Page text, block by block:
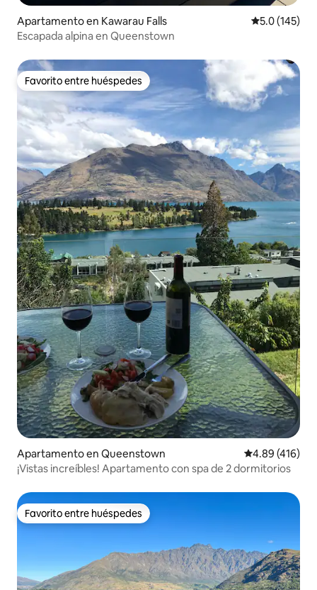
Apartamento en Kawarau Falls Calificación
5.0 (145)
Escapada alpina en Queenstown
Favorito entre huéspedes
Favorito entre huéspedes
Apartamento en Queenstown Calificación
4.89 (416)
¡Vistas increíbles! Apartamento con spa de 2 dormitorios
Favorito entre huéspedes
Favorito entre huéspedes